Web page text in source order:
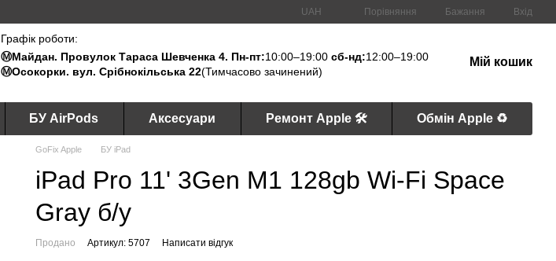
UAH Порівняння Бажання Вхід
Графік роботи:
Ⓜ️Майдан. Провулок Тараса Шевченка 4. Пн-пт:10:00–19:00сб-нд:12:00–19:00
Ⓜ️Осокорки. вул. Срібнокільська 22(Тимчасово зачинений)
Мій кошик
БУ AirPods Аксесуари Ремонт Apple 🛠 Обмін Apple ♻️
GoFix Apple БУ iPad
iPad Pro 11' 3Gen M1 128gb Wi-Fi Space
Gray б/у
Продано Артикул: 5707 Написати відгук